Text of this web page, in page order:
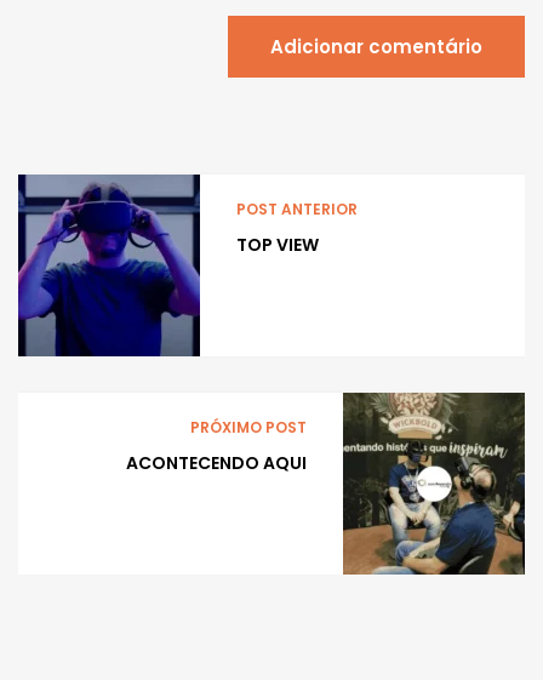
Adicionar comentário
POST ANTERIOR
TOP VIEW
PRÓXIMO POST
ACONTECENDO AQUI